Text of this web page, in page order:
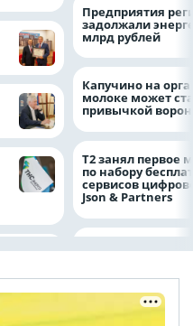
Предприятия
задолжали
млрд рублей
Капучино на
молоке может
привычкой
Т2 занял первое
по набору
сервисов
Json & Partners